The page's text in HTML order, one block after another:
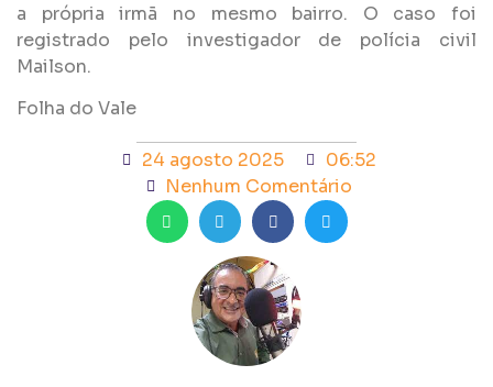
a própria irmã no mesmo bairro. O caso foi
registrado pelo investigador de polícia civil
Mailson.
Folha do Vale
24 agosto 2025
06:52
Nenhum Comentário